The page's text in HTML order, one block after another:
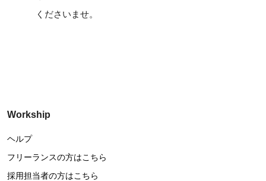
くださいませ。
Workship
ヘルプ
フリーランスの方はこちら
採用担当者の方はこちら